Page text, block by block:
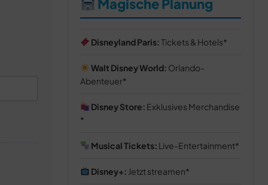
Magische Planung
Disneyland Paris:Tickets & Hotels
Walt Disney World: Orlando-
Abenteuer
Disney Store: Exklusives Merchandise
Musical Tickets: Live-Entertainment
Disney+: Jetzt streamen